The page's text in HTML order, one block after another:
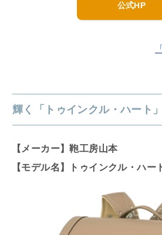
公式HP
輝く「トゥインクル・ハート」
【メーカー】鞄工房山本
【モデル名】トゥインクル・ハー